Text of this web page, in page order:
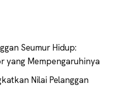
Seumur Hidup:
yang Mempengaruhinya
Nilai Pelanggan